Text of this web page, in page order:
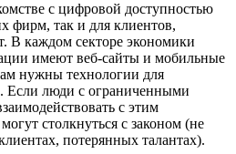
с цифровой доступностью
фирм, так и для клиентов,
В каждом секторе экономики
имеют веб-сайты и мобильные
нужны технологии для
Если люди с ограниченными
с этим
столкнуться с законом (не
потерянных талантах).